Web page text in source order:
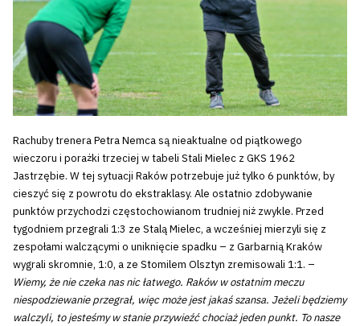
Rachuby trenera Petra Nemca są nieaktualne od piątkowego
wieczoru i porażki trzeciej w tabeli Stali Mielec z GKS 1962
Jastrzębie. W tej sytuacji Raków potrzebuje już tylko 6 punktów, by
cieszyć się z powrotu do ekstraklasy. Ale ostatnio zdobywanie
punktów przychodzi częstochowianom trudniej niż zwykle. Przed
tygodniem przegrali 1:3 ze Stalą Mielec, a wcześniej mierzyli się z
zespołami walczącymi o uniknięcie spadku – z Garbarnią Kraków
wygrali skromnie, 1:0, a ze Stomilem Olsztyn zremisowali 1:1. –
Wiemy, że nie czeka nas nic łatwego. Raków w ostatnim meczu
niespodziewanie przegrał, więc może jest jakaś szansa. Jeżeli będziemy
walczyli, to jesteśmy w stanie przywieźć chociaż jeden punkt. To nasze